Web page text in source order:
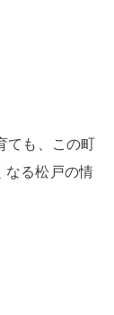
ても、この町
なる松戸の情